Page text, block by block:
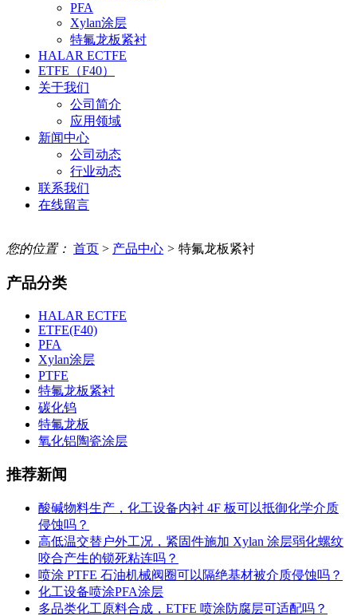
PFA
Xylan涂层
特氟龙板紧衬
HALAR ECTFE
ETFE（F40）
关于我们
公司简介
应用领域
新闻中心
公司动态
行业动态
联系我们
在线留言
您的位置： 首页 > 产品中心 > 特氟龙板紧衬
产品分类
HALAR ECTFE
ETFE(F40)
PFA
Xylan涂层
PTFE
特氟龙板紧衬
碳化钨
特氟龙板
氧化铝陶瓷涂层
推荐新闻
酸碱物料生产，化工设备内衬 4F 板可以抵御化学介质
侵蚀吗？
高低温交替户外工况，紧固件施加 Xylan 涂层弱化螺纹
咬合产生的锁死粘连吗？
喷涂 PTFE 石油机械阀圈可以隔绝基材被介质侵蚀吗？
化工设备喷涂PFA涂层
多品类化工原料合成，ETFE 喷涂防腐层可适配吗？